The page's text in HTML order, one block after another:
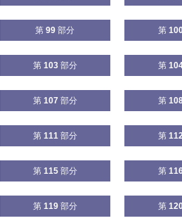
第 99 部分 第
第 103部分 第
第 107 部分 第
第 111部分 第
第 115部分 第
第 119部分 第